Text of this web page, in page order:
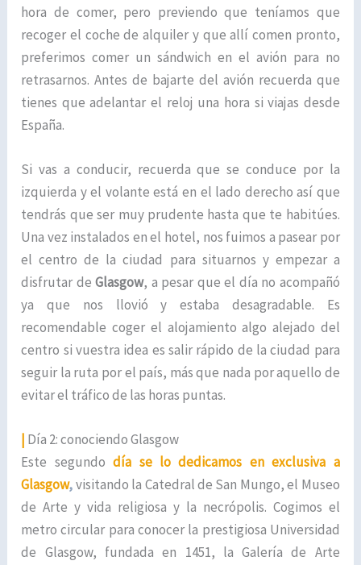
hora de comer, pero previendo que teníamos que
recoger el coche de alquiler y que allí comen pronto,
preferimos comer un sándwich en el avión para no
retrasarnos. Antes de bajarte del avión recuerda que
tienes que adelantar el reloj una hora si viajas desde
España.
Si vas a conducir, recuerda que se conduce por la
izquierda y el volante está en el lado derecho así que
tendrás que ser muy prudente hasta que te habitúes.
Una vez instalados en el hotel, nos fuimos a pasear por
el centro de la ciudad para situarnos y empezar a
disfrutar de Glasgow, a pesar que el día no acompañó
ya que nos llovió y estaba desagradable. Es
recomendable coger el alojamiento algo alejado del
centro si vuestra idea es salir rápido de la ciudad para
seguir la ruta por el país, más que nada por aquello de
evitar el tráfico de las horas puntas.
| Día 2: conociendo Glasgow
Este segundo día se lo dedicamos en exclusiva a
Glasgow,visitando la Catedral de San Mungo, el Museo
de Arte y vida religiosa y la necrópolis. Cogimos el
metro circular para conocer la prestigiosa Universidad
de Glasgow, fundada en 1451, la Galería de Arte